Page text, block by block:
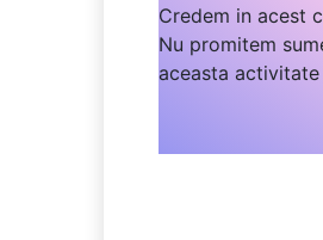
Credem in acest
Nu promitem
aceasta